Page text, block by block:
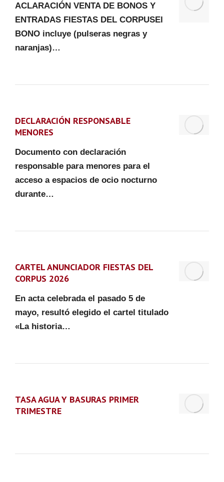
ACLARACIÓN VENTA DE BONOS Y
ENTRADAS FIESTAS DEL CORPUSEl
BONO incluye (pulseras negras y
naranjas)…
DECLARACIÓN RESPONSABLE
MENORES
Documento con declaración
responsable para menores para el
acceso a espacios de ocio nocturno
durante…
CARTEL ANUNCIADOR FIESTAS DEL
CORPUS 2026
En acta celebrada el pasado 5 de
mayo, resultó elegido el cartel titulado
«La historia…
TASA AGUA Y BASURAS PRIMER
TRIMESTRE